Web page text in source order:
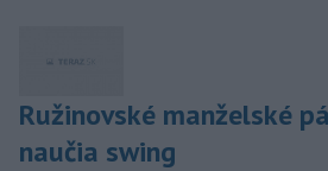
Ružinovské manželské
naučia swing